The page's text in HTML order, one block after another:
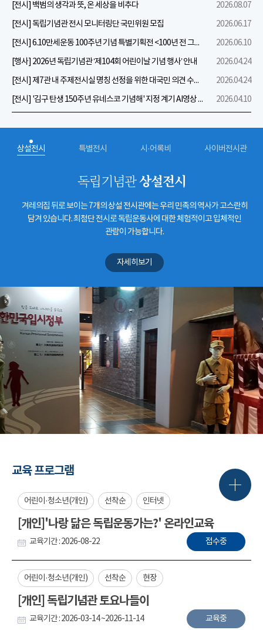
[전시] 백범의 생각과 뜻, 온 세상을 비추다
2026.08.07
[전시] 독립기념관 전시 모니터링단 국민위원 모집
2026.06.17
[전시] 6.10만세운동 100주년 기념 특별기획전 <100년 전 그날을 보다: 6.10만세운동>
2026.06.10
[행사] 2026년 독립기념관 ‘제104회 어린이날 기념 행사’ 안내
2026.04.24
[전시] 제7관 내 주제전시실 명칭 선정을 위한 대국민 의견 수렴 실시
2026.04.24
[전시] '김구 탄생 150주년 유네스코 기념해' 지정 계기 AI영상 국민공모 개최 안내
2026.04.10
상설전시 특별전시 시·어록비 사이버전시관
독립기념관상설전시
겨레의집 뒤로 보이는 7개의 상설 전시관에는 우리 민족의 역사가 고스란히
담겨 있습니다. 최첨단 전시로 독립운동사에 대한 체험적이고 입체적인
관람이 가능합니다.
자세히보기
교육 프로그램
어린이·청소년(개인) 선착순 인터넷
[개인]'나랑 닮은 독립운동가는?' 온라인교육
교육기간 : 2026-08-22 접수중
어린이·청소년(개인) 선착순 현장
[개인] 독립기념관 토요나들이
교육기간 : 2026-03-14 ~2026-11-14 교육중